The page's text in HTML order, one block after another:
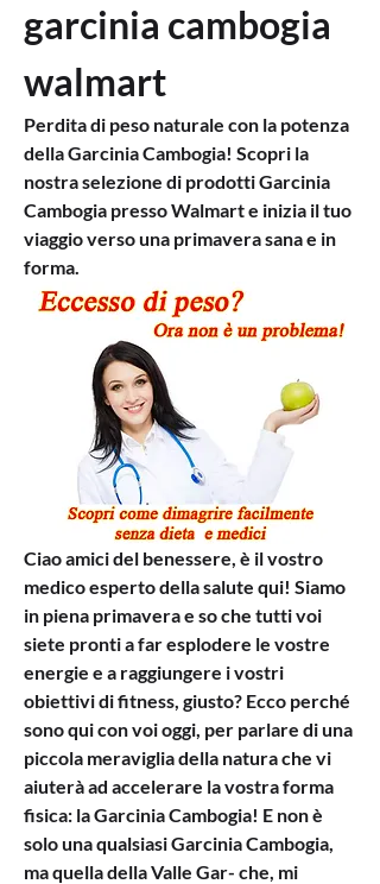
garcinia cambogia
walmart
Perdita di peso naturale con la potenza
della Garcinia Cambogia! Scopri la
nostra selezione di prodotti Garcinia
Cambogia presso Walmart e inizia il tuo
viaggio verso una primavera sana e in
forma.
Ciao amici del benessere, è il vostro
medico esperto della salute qui! Siamo
in piena primavera e so che tutti voi
siete pronti a far esplodere le vostre
energie e a raggiungere i vostri
obiettivi di fitness, giusto? Ecco perché
sono qui con voi oggi, per parlare di una
piccola meraviglia della natura che vi
aiuterà ad accelerare la vostra forma
fisica: la Garcinia Cambogia! E non è
solo una qualsiasi Garcinia Cambogia,
ma quella della Valle Gar- che, mi